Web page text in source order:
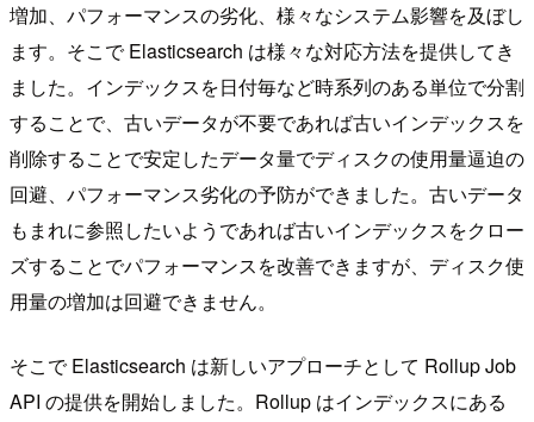
増加、パフォーマンスの劣化、様々なシステム影響を及ぼし
ます。そこで Elasticsearch は様々な対応方法を提供してき
ました。インデックスを日付毎など時系列のある単位で分割
することで、古いデータが不要であれば古いインデックスを
削除することで安定したデータ量でディスクの使用量逼迫の
回避、パフォーマンス劣化の予防ができました。古いデータ
もまれに参照したいようであれば古いインデックスをクロー
ズすることでパフォーマンスを改善できますが、ディスク使
用量の増加は回避できません。
そこで Elasticsearch は新しいアプローチとして Rollup Job
API の提供を開始しました。Rollup はインデックスにある